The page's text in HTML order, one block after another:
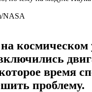
NASA
космическом
время
проблему.